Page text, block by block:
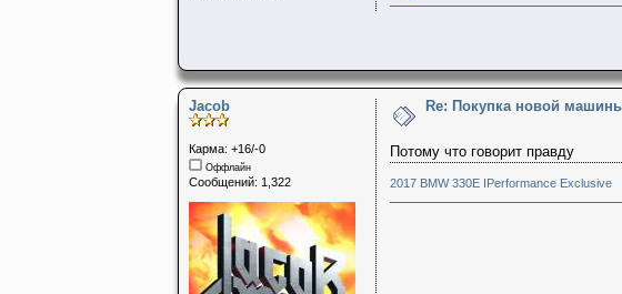
Jacob
Карма: +16/-0
Оффлайн
Сообщений: 1,322
Re: Покупка новой
Потому что говорит правду
2017 BMW 330E IPerformance Exclusive